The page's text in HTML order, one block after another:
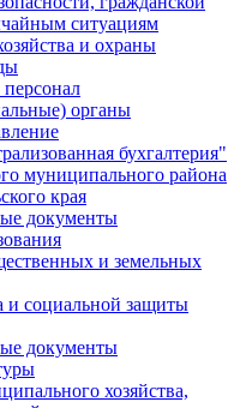
ситуациям
и охраны
органы
бухгалтерия"
муниципального района
края
документы
и земельных
и социальной защиты
документы
хозяйства,